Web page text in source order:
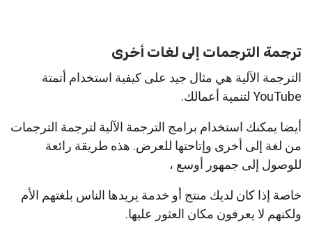
ترجمة الترجمات إلى لغات أخرى
الترجمة الآلية هي مثال جيد على كيفية استخدام أتمتة
YouTube لتنمية أعمالك.
أيضا يمكنك استخدام برامج الترجمة الآلية لترجمة الترجمات
من لغة إلى أخرى وإتاحتها للعرض. هذه طريقة رائعة
للوصول إلى جمهور أوسع ،
خاصة إذا كان لديك منتج أو خدمة يريدها الناس بلغتهم الأم
ولكنهم لا يعرفون مكان العثور عليها.